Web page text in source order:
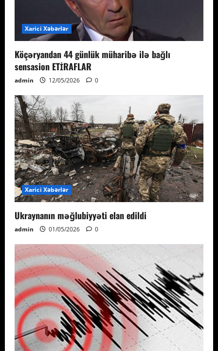
Xarici Xəbərlər
Köçəryandan 44 günlük müharibə ilə bağlı
sensasion ETİRAFLAR
admin 12/05/2026 0
Xarici Xəbərlər
Ukraynanın məğlubiyyəti elan edildi
admin 01/05/2026 0